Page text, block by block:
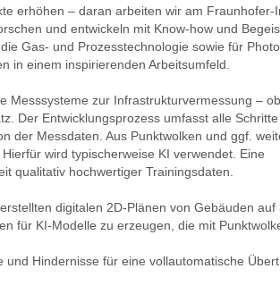
erhöhen – daran arbeiten wir am Fraunhofer-
und entwickeln mit Know-how und
Gas- und Prozesstechnologie sowie für
in einem inspirierenden Arbeitsumfeld.
zur Infrastrukturvermessung –
Der Entwicklungsprozess umfasst alle
der Messdaten. Aus Punktwolken und ggf.
wird typischerweise KI verwendet. Eine
qualitativ hochwertiger Trainingsdaten.
digitalen 2D-Plänen von Gebäuden auf
für KI-Modelle zu erzeugen, die mit
Hindernisse für eine vollautomatische